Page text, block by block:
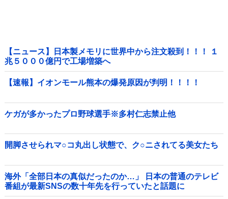
【ニュース】日本製メモリに世界中から注文殺到！！！ １
兆５０００億円で工場増築へ
【速報】イオンモール熊本の爆発原因が判明！！！！
ケガが多かったプロ野球選手※多村仁志禁止他
開脚させられマ○コ丸出し状態で、ク○ニされてる美女たち
海外「全部日本の真似だったのか…」 日本の普通のテレビ
番組が最新SNSの数十年先を行っていたと話題に